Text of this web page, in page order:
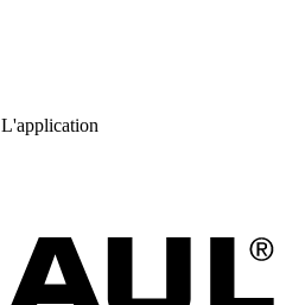
L'application